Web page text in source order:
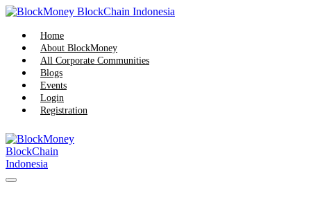
Skip
content
Home
About BlockMoney
All Corporate Communities
Blogs
Events
Login
Registration
Menu